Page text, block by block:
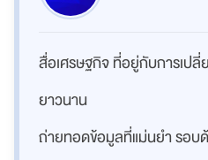
สื่อเศรษฐกิจ ที่อยู่กับการเปลี่
ยาวนาน
ถ่ายทอดข้อมูลที่แม่นยำ รอบ